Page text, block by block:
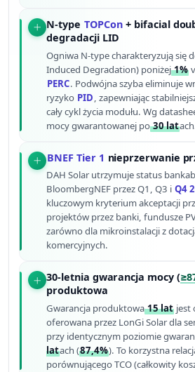
N-type TOPCon + bifacial
degradacji LID
Ogniwa N-type charakteryzują się
Induced Degradation) poniżej1%
PERC. Podwójna szyba eliminuje
ryzyko PID, zapewniając
cały cykl życia modułu. Wg
mocy gwarantowanej po30 lat
BNEF Tier 1 nieprzerwanie
DAH Solar utrzymuje status
BloombergNEF przez Q1, Q3 i Q4
kluczowym kryterium akceptacji
projektów przez banki, fundusze
zarówno dla mikroinstalacji z
komercyjnych.
30-letnia gwarancja mocy (
produktowa
Gwarancja produktowa15 lat jest
oferowana przez LonGi Solar dla
przy identycznym poziomie
latach (87,4%). To korzystna
porównującego TCO (całkowity